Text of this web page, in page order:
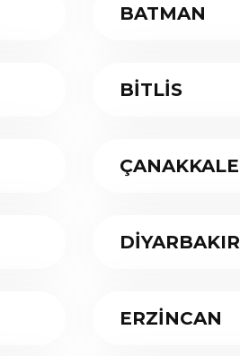
BATMAN
BİTLİS
ÇANAKKALE
DİYARBAKIR
ERZİNCAN